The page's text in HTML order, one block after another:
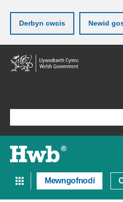
Derbyn cwcis Newid
Neidio
i'r
prif
Mewngofnodi